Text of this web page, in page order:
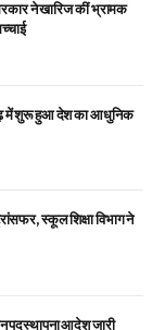
ने खारिज कीं भ्रामक
में शुरू हुआ देश का आधुनिक
स्कूल शिक्षा विभाग ने
पदस्थापना आदेश जारी